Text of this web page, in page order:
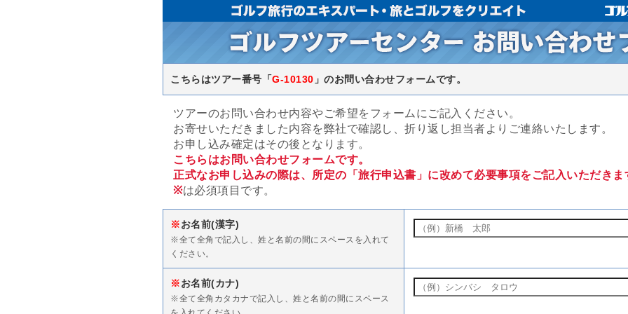
こちらはツアー番号「G-10130 」のお問い合わせフォームです。
ツアーのお問い合わせ内容やご希望をフォームにご記入ください。
お寄せいただきました内容を弊社で確認し、折り返し担当者よりご連絡いたします。
お申し込み確定はその後となります。
こちらはお問い合わせフォームです。
正式なお申し込みの際は、所定の「旅行申込書」に改めて必要事項をご記入いただきま
※は必須項目です。
※お名前(漢字)
※全て全角で記入し、姓と名前の間にスペースを入れて
ください。
※お名前(カナ)
※全て全角カタカナで記入し、姓と名前の間にスペース